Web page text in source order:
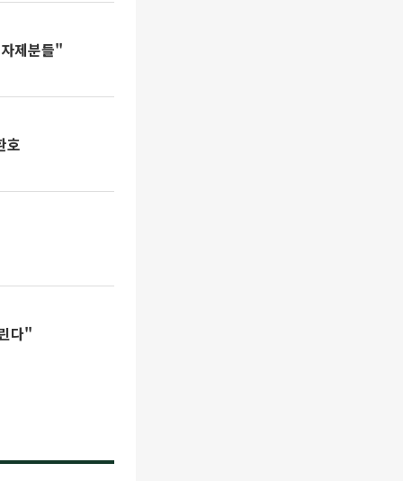
제분들"
호
다"